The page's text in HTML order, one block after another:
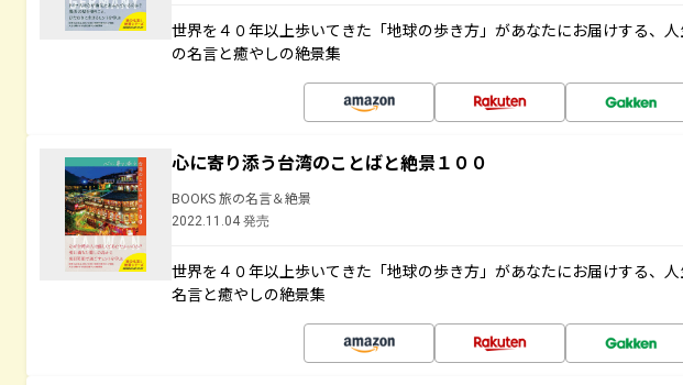
世界を４０年以上歩いてきた「地球の歩き方」があなたにお届けする、
の名言と癒やしの絶景集
心に寄り添う台湾のことばと絶景１００
BOOKS 旅の名言＆絶景
2022.11.04 発売
世界を４０年以上歩いてきた「地球の歩き方」があなたにお届けする、
名言と癒やしの絶景集